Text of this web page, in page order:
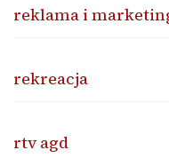
reklama i
rekreacja
rtv agd